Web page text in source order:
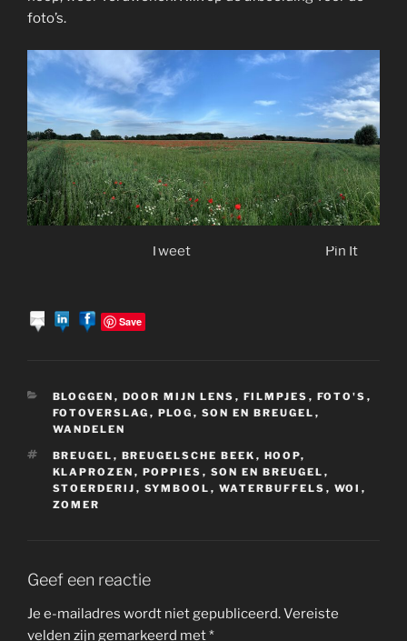
foto’s.
Tweet Pin It
Save
CATEGORIEËN
BLOGGEN , DOOR MIJN LENS , FILMPJES , FOTO'S ,
FOTOVERSLAG , PLOG , SON EN BREUGEL ,
WANDELEN
TAGS
BREUGEL , BREUGELSCHE BEEK , HOOP,
KLAPROZEN , POPPIES , SON EN BREUGEL ,
STOERDERIJ , SYMBOOL , WATERBUFFELS , WOI ,
ZOMER
Geef een reactie
Je e-mailadres wordt niet gepubliceerd.Vereiste
velden zijn gemarkeerd met*